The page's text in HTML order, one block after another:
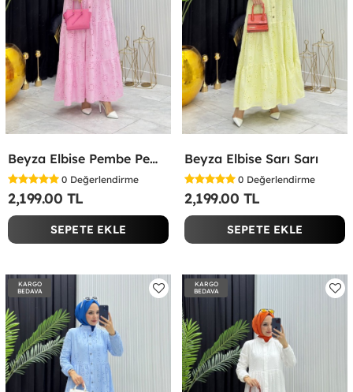
Beyza Elbise Pembe Pembe
0 Değerlendirme
2,199.00 TL
SEPETE EKLE
Beyza Elbise Sarı Sarı
0 Değerlendirme
2,199.00 TL
SEPETE EKLE
KARGO
BEDAVA
KARGO
BEDAVA